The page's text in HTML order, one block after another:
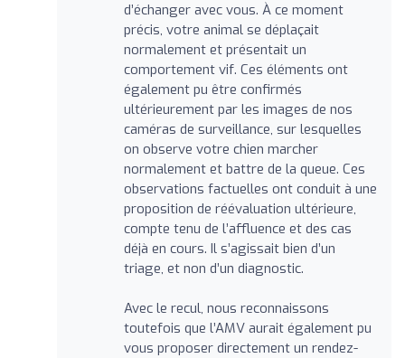
d’échanger avec vous. À ce moment
précis, votre animal se déplaçait
normalement et présentait un
comportement vif. Ces éléments ont
également pu être confirmés
ultérieurement par les images de nos
caméras de surveillance, sur lesquelles
on observe votre chien marcher
normalement et battre de la queue. Ces
observations factuelles ont conduit à une
proposition de réévaluation ultérieure,
compte tenu de l’affluence et des cas
déjà en cours. Il s’agissait bien d’un
triage, et non d’un diagnostic.
Avec le recul, nous reconnaissons
toutefois que l’AMV aurait également pu
vous proposer directement un rendez-